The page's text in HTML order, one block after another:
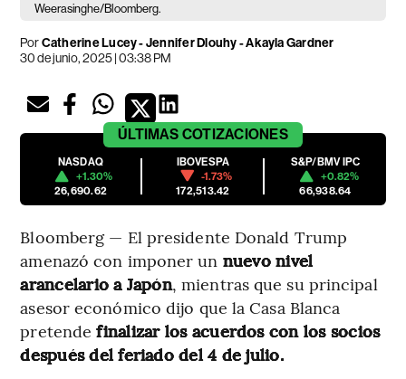
Weerasinghe/Bloomberg.
PorCatherine Lucey - Jennifer Dlouhy - Akayla Gardner
30 de junio, 2025 | 03:38 PM
ÚLTIMAS COTIZACIONES
NASDAQ
+1.30%
26,690.62
IBOVESPA
-1.73%
172,513.42
S&P/BMV IPC
+0.82%
66,938.64
Bloomberg — El presidente Donald Trump
amenazó con imponer un nuevo nivel
arancelario a Japón, mientras que su principal
asesor económico dijo que la Casa Blanca
pretende finalizar los acuerdos con los socios
después del feriado del 4 de julio.